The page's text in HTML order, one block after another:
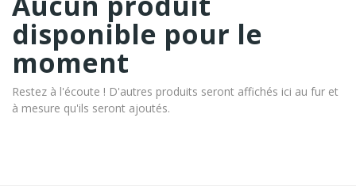
disponible pour le
moment
Restez à l'écoute ! D'autres produits seront affichés ici au fur et
à mesure qu'ils seront ajoutés.